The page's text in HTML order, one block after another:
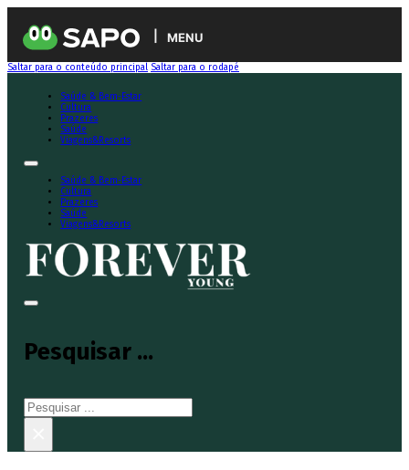
MENU
Saltar para o conteúdo principal Saltar para o rodapé
Saúde & Bem-Estar
Cultura
Prazeres
Saúde
Viagens&Resorts
Saúde & Bem-Estar
Cultura
Prazeres
Saúde
Viagens&Resorts
Pesquisar ...
Pesquisar